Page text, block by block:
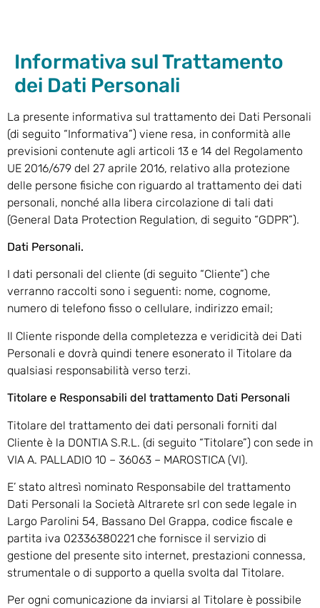
Informativa sul Trattamento
dei Dati Personali
La presente informativa sul trattamento dei Dati Personali
(di seguito “Informativa”) viene resa, in conformità alle
previsioni contenute agli articoli 13 e 14 del Regolamento
UE 2016/679 del 27 aprile 2016, relativo alla protezione
delle persone fisiche con riguardo al trattamento dei dati
personali, nonché alla libera circolazione di tali dati
(General Data Protection Regulation, di seguito “GDPR”).
Dati Personali.
I dati personali del cliente (di seguito “Cliente”) che
verranno raccolti sono i seguenti: nome, cognome,
numero di telefono fisso o cellulare, indirizzo email;
Il Cliente risponde della completezza e veridicità dei Dati
Personali e dovrà quindi tenere esonerato il Titolare da
qualsiasi responsabilità verso terzi.
Titolare e Responsabili del trattamento Dati Personali
Titolare del trattamento dei dati personali forniti dal
Cliente è la DONTIA S.R.L. (di seguito “Titolare”) con sede in
VIA A. PALLADIO 10 – 36063 – MAROSTICA (VI).
E’ stato altresì nominato Responsabile del trattamento
Dati Personali la Società Altrarete srl con sede legale in
Largo Parolini 54, Bassano Del Grappa, codice fiscale e
partita iva 02336380221 che fornisce il servizio di
gestione del presente sito internet, prestazioni connessa,
strumentale o di supporto a quella svolta dal Titolare.
Per ogni comunicazione da inviarsi al Titolare è possibile